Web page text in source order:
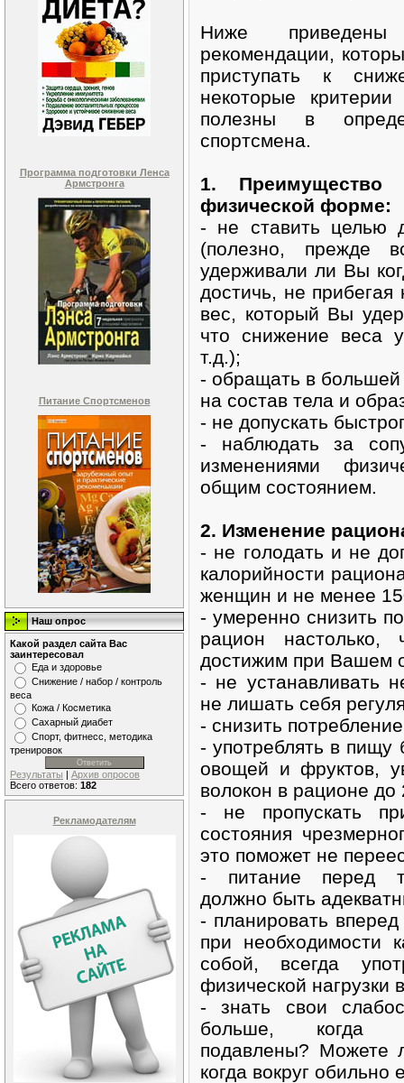
Программа подготовки Ленса
Армстронга
Питание Спортсменов
Наш опрос
Какой раздел сайта Вас
заинтересовал
Еда и здоровье
Снижение / набор / контроль
веса
Кожа / Косметика
Сахарный диабет
Спорт, фитнесс, методика
тренировок
Результаты | Архив опросов
Всего ответов: 182
Рекламодателям
Ниже приведены
рекомендации,
приступать к
некоторые
полезны в
спортсмена.
1.
физической форме:
- не ставить целью
(полезно, прежде
удерживали ли Вы
достичь, не
вес, который Вы
что снижение веса
т.д.);
- обращать в
на состав тела и
- не допускать
- наблюдать за
изменениями
общим состоянием.
2. Изменение
- не голодать и не
калорийности
женщин и не менее
- умеренно снизить
рацион
достижим при Вашем
- не устанавливать
не лишать себя
- снизить
- употреблять в пищу
овощей и фруктов,
волокон в рационе
- не пропускать
состояния
это поможет не
- питание перед
должно быть
- планировать
при необходимости
собой, всегда
физической нагрузки
- знать свои
больше, когда
подавлены? Можете
когда вокруг обильно